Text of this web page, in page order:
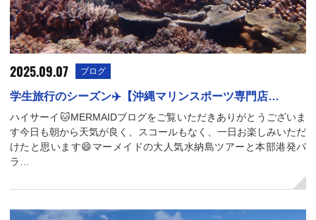
2025.09.07 ブログ
学生旅行のシーズン✈️【沖縄マリンスポーツ専門店…
ハイサーイ🐱MERMAIDブログをご覧いただきありがとうございま
す今日も朝から天気が良く、スコールもなく、一日お楽しみいただ
けたと思います😄マーメイドの大人気水納島ツアーと本部港発パ
ラ…